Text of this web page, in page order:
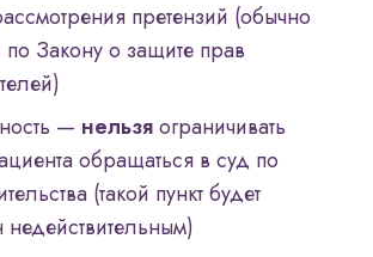
претензий (обычно
Закону о защите прав
— нельзяограничивать
обращаться в суд по
(такой пункт будет
недействительным)